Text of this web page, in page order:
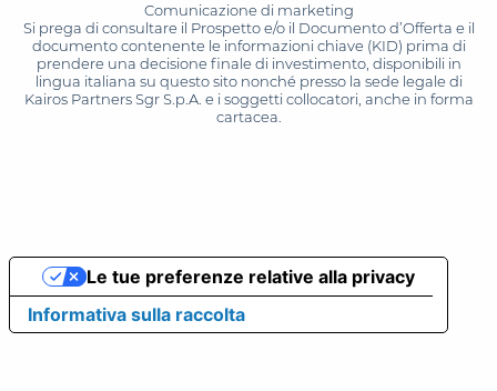
Comunicazione di marketing
Si prega di consultare il Prospetto e/o il Documento d’Offerta e il
documento contenente le informazioni chiave (KID) prima di
prendere una decisione finale di investimento, disponibili in
lingua italiana su questo sito nonché presso la sede legale di
Kairos Partners Sgr S.p.A. e i soggetti collocatori, anche in forma
cartacea.
Informativa sulla raccolta
Le tue preferenze relative alla privacy